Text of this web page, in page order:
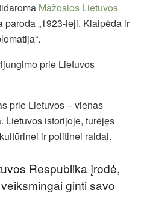
Mažosios Lietuvos
paroda „1923-ieji. Klaipėda ir
prie Lietuvos
prie Lietuvos – vienas
Lietuvos istorijoje, turėjęs
ir politinei raidai.
Respublika įrodė,
ginti savo